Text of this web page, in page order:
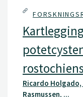
Ricardo
Rasmussen, ...